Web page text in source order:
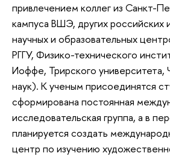
привлечением коллег из Санкт-
кампуса ВШЭ, других российских
научных и образовательных
РГГУ, Физико-технического
Иоффе, Трирского университета,
наук). К ученым присоединятся
сформирована постоянная
исследовательская группа, а в
планируется создать
центр по изучению